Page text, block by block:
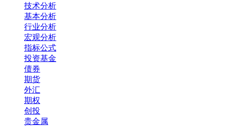
技术分析
基本分析
行业分析
宏观分析
指标公式
投资基金
债券
期货
外汇
期权
创投
贵金属